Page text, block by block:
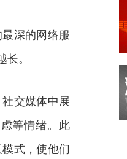
深的网络服
。
交媒体中展
等情绪。此
式，使他们